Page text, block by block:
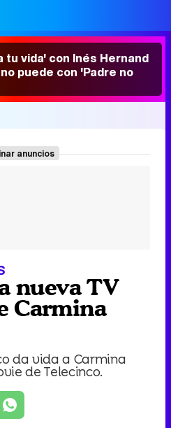
tu vida' con Inés Hernand
puede con 'Padre no
anuncios
nueva TV
Carmina
da vida a Carmina
de Telecinco.